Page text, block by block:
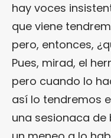
hay voces
que viene
pero, entonces,
Pues, mirad, el
pero cuando lo
así lo tendremos
una sesionaca